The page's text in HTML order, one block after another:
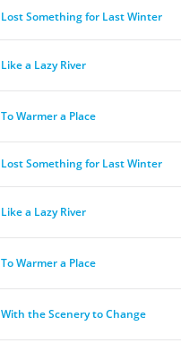
Lost Something for Last Winter
Like a Lazy River
To Warmer a Place
Lost Something for Last Winter
Like a Lazy River
To Warmer a Place
With the Scenery to Change